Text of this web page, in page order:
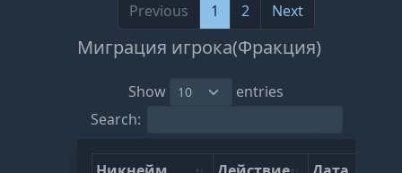
Previous
1 2 Next
Миграция игрока(Фракция)
Show
entries
Search: